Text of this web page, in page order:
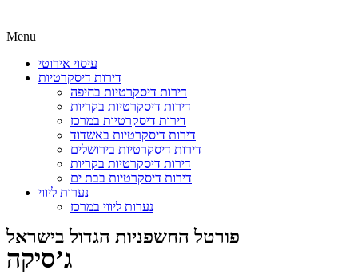
Menu
עיסוי אירוטי
דירות דיסקרטיות
דירות דיסקרטיות בחיפה
דירות דיסקרטיות בקריות
דירות דיסקרטיות במרכז
דירות דיסקרטיות באשדוד
דירות דיסקרטיות בירושלים
דירות דיסקרטיות בקריות
דירות דיסקרטיות בבת ים
נערות ליווי
נערות ליווי במרכז
פורטל החשפניות הגדול בישראל
ג’סיקה